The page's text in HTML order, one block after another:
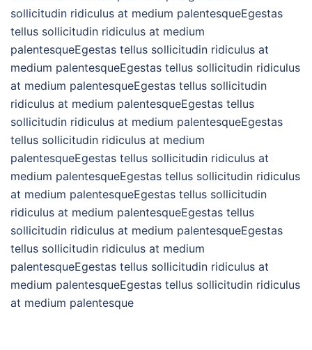
sollicitudin ridiculus at medium palentesqueEgestas
tellus sollicitudin ridiculus at medium
palentesqueEgestas tellus sollicitudin ridiculus at
medium palentesqueEgestas tellus sollicitudin ridiculus
at medium palentesqueEgestas tellus sollicitudin
ridiculus at medium palentesqueEgestas tellus
sollicitudin ridiculus at medium palentesqueEgestas
tellus sollicitudin ridiculus at medium
palentesqueEgestas tellus sollicitudin ridiculus at
medium palentesqueEgestas tellus sollicitudin ridiculus
at medium palentesqueEgestas tellus sollicitudin
ridiculus at medium palentesqueEgestas tellus
sollicitudin ridiculus at medium palentesqueEgestas
tellus sollicitudin ridiculus at medium
palentesqueEgestas tellus sollicitudin ridiculus at
medium palentesqueEgestas tellus sollicitudin ridiculus
at medium palentesque